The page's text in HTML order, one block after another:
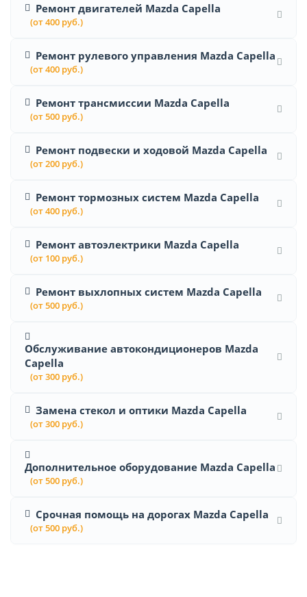
Ремонт двигателей Mazda Capella
(от 400 руб.)
Ремонт рулевого управления Mazda Capella
(от 400 руб.)
Ремонт трансмиссии Mazda Capella
(от 500 руб.)
Ремонт подвески и ходовой Mazda Capella
(от 200 руб.)
Ремонт тормозных систем Mazda Capella
(от 400 руб.)
Ремонт автоэлектрики Mazda Capella
(от 100 руб.)
Ремонт выхлопных систем Mazda Capella
(от 500 руб.)
Обслуживание автокондиционеров Mazda
Capella
(от 300 руб.)
Замена стекол и оптики Mazda Capella
(от 300 руб.)
Дополнительное оборудование Mazda Capella
(от 500 руб.)
Срочная помощь на дорогах Mazda Capella
(от 500 руб.)